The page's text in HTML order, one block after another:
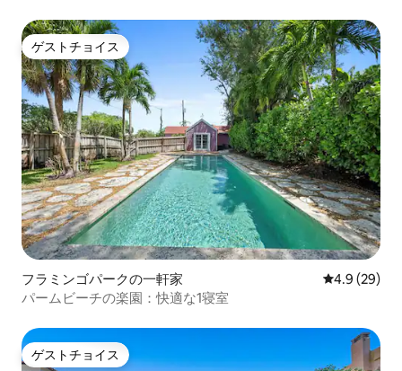
ゲストチョイス
ゲストチョイス
フラミンゴパークの一軒家 レビュー29
4.9 (29)
パームビーチの楽園：快適な1寝室
ゲストチョイス
ゲストチョイス